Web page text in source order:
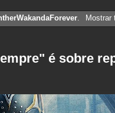
. Mostrar
é sobre